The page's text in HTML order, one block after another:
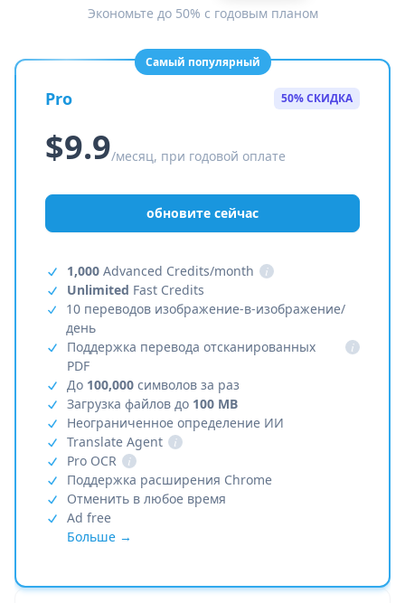
Экономьте до 50% с годовым планом
Самый популярный
Pro 50% СКИДКА
$9.9/месяц, при годовой оплате
обновите сейчас
1,000 Advanced Credits/month
i
Unlimited Fast Credits
10 переводов изображение-в-изображение/
день
Поддержка перевода отсканированных
PDF
i
До 100,000 символов за раз
Загрузка файлов до 100 MB
Неограниченное определение ИИ
Translate Agent
i
Pro OCR
i
Поддержка расширения Chrome
Отменить в любое время
Ad free
Больше →